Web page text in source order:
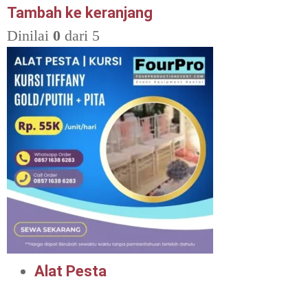
Tambah ke keranjang
Dinilai 0 dari 5
Alat Pesta